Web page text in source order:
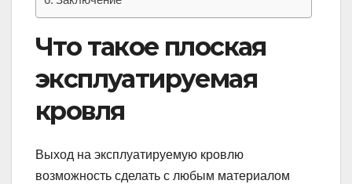
Что такое плоская
эксплуатируемая
кровля
Выход на эксплуатируемую кровлю
возможность сделать с любым материалом